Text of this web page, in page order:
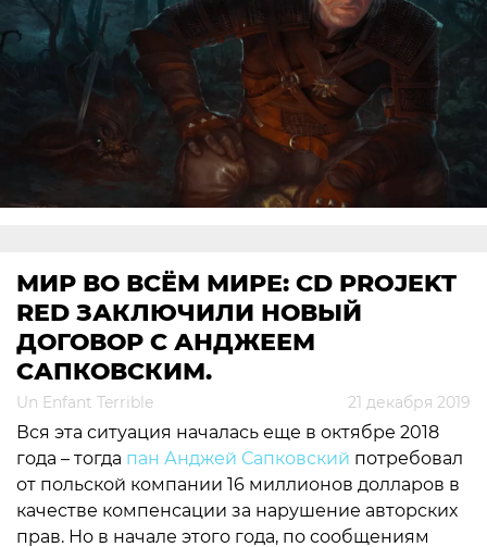
МИР ВО ВСЁМ МИРЕ: CD PROJEKT
RED ЗАКЛЮЧИЛИ НОВЫЙ
ДОГОВОР С АНДЖЕЕМ
САПКОВСКИМ.
Un Enfant Terrible 21 декабря 2019
Вся эта ситуация началась еще в октябре 2018
года – тогда пан Анджей Сапковский потребовал
от польской компании 16 миллионов долларов в
качестве компенсации за нарушение авторских
прав. Но в начале этого года, по сообщениям